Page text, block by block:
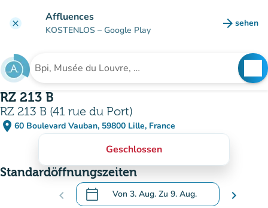
clear Affluences
KOSTENLOS – Google Play arrow_forward sehen
(new
Suche nach einer Einrichtung
RZ 213 B
RZ 213 B (41 rue du Port)
place 60 Boulevard Vauban, 59800 Lille, France
(in Google Maps öffnen)
(new tab)
Geschlossen
Standardöffnungszeiten
chevron_left calendar_today Von 3. Aug. Zu 9. Aug.
.Öffnen Sie den Kalender, um Daten zu
chevron_right